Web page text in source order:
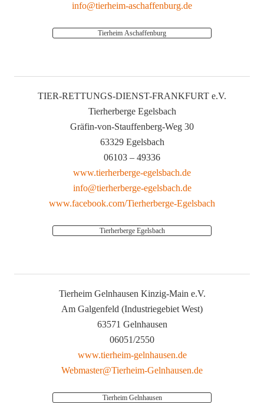
info@tierheim-aschaffenburg.de
Tierheim Aschaffenburg
TIER-RETTUNGS-DIENST-FRANKFURT e.V.
Tierherberge Egelsbach
Gräfin-von-Stauffenberg-Weg 30
63329 Egelsbach
06103 – 49336
www.tierherberge-egelsbach.de
info@tierherberge-egelsbach.de
www.facebook.com/Tierherberge-Egelsbach
Tierherberge Egelsbach
Tierheim Gelnhausen Kinzig-Main e.V.
Am Galgenfeld (Industriegebiet West)
63571 Gelnhausen
06051/2550
www.tierheim-gelnhausen.de
Webmaster@Tierheim-Gelnhausen.de
Tierheim Gelnhausen